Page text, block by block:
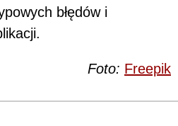
błędów i
Foto: Freepik